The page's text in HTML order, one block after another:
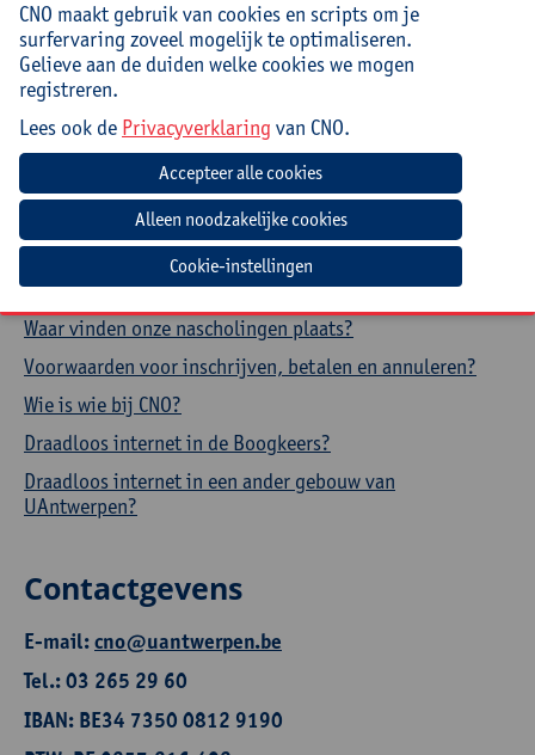
Contacteer CNO
Veelgestelde vragen
Hoe aanmelden en inschrijven via CNOweb?
Hoe een evaluatieformulier invullen?
Hoe een aanwezigheidsattest downloaden?
Hoe je profiel aanpassen?
Waar vinden onze nascholingen plaats?
Voorwaarden voor inschrijven, betalen en annuleren?
Wie is wie bij CNO?
Draadloos internet in de Boogkeers?
Draadloos internet in een ander gebouw van
UAntwerpen?
Contactgevens
E-mail:cno@uantwerpen.be
Tel.: 03 265 29 60
IBAN: BE34 7350 0812 9190
CNO maakt gebruik van cookies en scripts om je
surfervaring zoveel mogelijk te optimaliseren.
Gelieve aan de duiden welke cookies we mogen
registreren.
Lees ook de Privacyverklaring van CNO.
Cookie-instellingen